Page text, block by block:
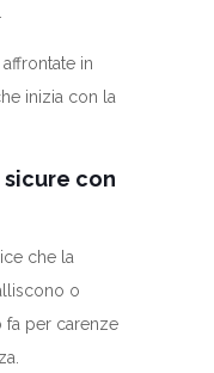
in
inizia con la
con
che la
o
per carenze